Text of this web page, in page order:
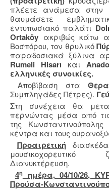
πλέετε ανάμεσα στην
θαυμάσετε
εντυπωσιακό παλάτι
Ortaköy ακριβώς κάτω
Βοσπόρου, τον θρυλικό
παραδοσιακά ξύλινα
Rumeli Hisarı και
ελληνικές συνοικίες.
Αποβίβαση στα
Συμπληγάδες Πέτρες).
Στη συνέχεια θα
περνώντας μέσα από
της
κέντρα και τους
Προαιρετική
Διανυκτέρευση.
4η
ημέρα, 04/10/26,
Προύσα-